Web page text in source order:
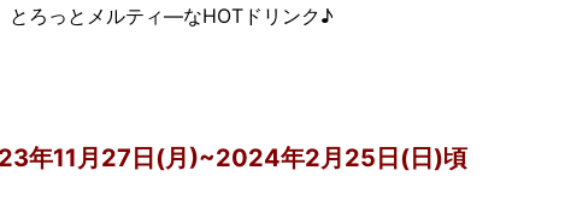
とろっとメルティ―なHOTドリンク♪
年11月27日(月)~2024年2月25日(日)頃